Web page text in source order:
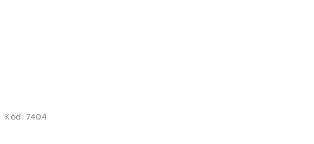
Kód: 7404